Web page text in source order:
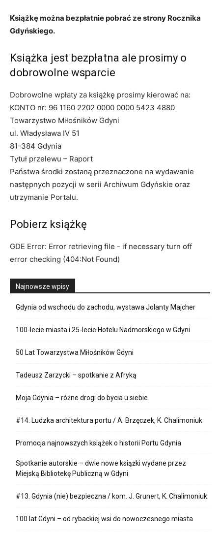
Książkę można bezpłatnie pobrać ze strony Rocznika
Gdyńskiego.
Książka jest bezpłatna ale prosimy o
dobrowolne wsparcie
Dobrowolne wpłaty za książkę prosimy kierować na:
KONTO nr: 96 1160 2202 0000 0000 5423 4880
Towarzystwo Miłośników Gdyni
ul. Władysława IV 51
81-384 Gdynia
Tytuł przelewu – Raport
Państwa środki zostaną przeznaczone na wydawanie
następnych pozycji w serii Archiwum Gdyńskie oraz
utrzymanie Portalu.
Pobierz książkę
GDE Error: Error retrieving file - if necessary turn off
error checking (404:Not Found)
Najnowsze wpisy
Gdynia od wschodu do zachodu, wystawa Jolanty Majcher
100-lecie miasta i 25-lecie Hotelu Nadmorskiego w Gdyni
50 Lat Towarzystwa Miłośników Gdyni
Tadeusz Zarzycki – spotkanie z Afryką
Moja Gdynia – różne drogi do bycia u siebie
#14. Ludzka architektura portu / A. Brzęczek, K. Chalimoniuk
Promocja najnowszych książek o historii Portu Gdynia
Spotkanie autorskie – dwie nowe książki wydane przez
Miejską Bibliotekę Publiczną w Gdyni
#13. Gdynia (nie) bezpieczna / kom. J. Grunert, K. Chalimoniuk
100 lat Gdyni – od rybackiej wsi do nowoczesnego miasta